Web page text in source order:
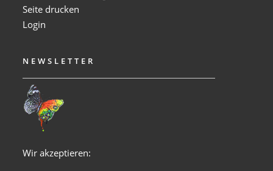
Seite drucken
Login
NEWSLETTER
Wir akzeptieren: